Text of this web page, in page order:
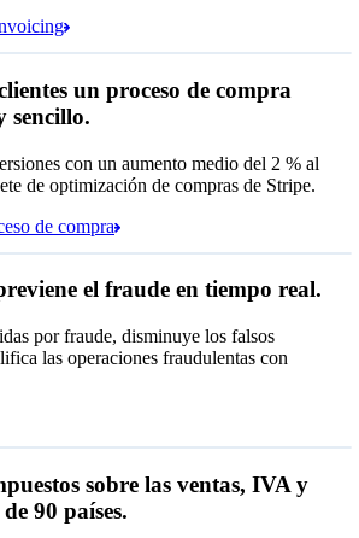
Queried
Ten en cuenta que esto incluye hasta
25usuarios y
Ver datos de la factura
de pago
de contacto
de pago
App Pay
un proceso de compra
sencillo.
con un aumento medio del 2 % al
de optimización de compras de Stripe.
de compra
de las reglasel fraude en tiempo real.
por fraude, disminuye los falsos
las operaciones fraudulentas con
Queried
275.27
USD 249.00
Código postal
98104
sobre las ventas, IVA y
90 países.